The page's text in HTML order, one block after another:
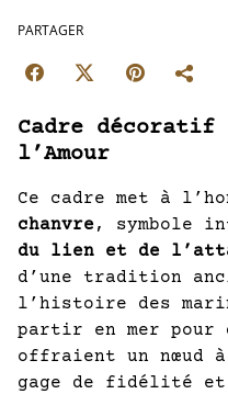
PARTAGER
Cadre décoratif
l’Amour
Ce cadre met à
chanvre, symbole
du lien et de
d’une tradition
l’histoire des
partir en mer pour
offraient un nœud à
gage de fidélité